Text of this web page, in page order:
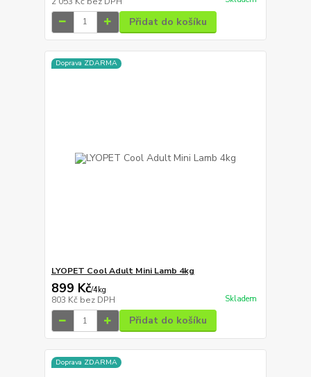
Přidat do košíku
Doprava ZDARMA
LYOPET Cool Adult Mini Lamb 4kg
899 Kč/4kg
803 Kč bez DPH Skladem
Přidat do košíku
Doprava ZDARMA